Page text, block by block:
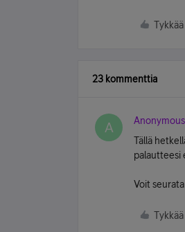
Tykkää
23 kommenttia
A Anonymous
Tällä
palautteesi
Voit
Tykkää